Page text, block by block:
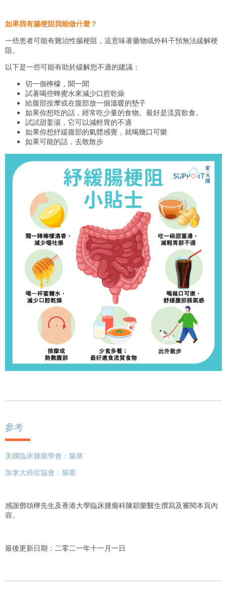
如果我有腸梗阻我能做什麼？
一些患者可能有難治性腸梗阻，這意味著藥物或外科干預無法緩解梗
阻。
以下是一些可能有助於緩解您不適的建議：
切一個檸檬，聞一聞
試著喝些蜂蜜水來減少口腔乾燥
給腹部按摩或在腹部放一個溫暖的墊子
如果你想吃的話，經常吃少量的食物。最好是流質飲食。
試試甜姜湯，它可以減輕胃的不適
如果你想紓緩腹部的氣體感覺，就喝幾口可樂
如果可能的話，去散散步
參考
美國臨床腫瘤學會：腸塞
加拿大癌症協會：腸塞
感謝鄧頌樺先生及香港大學臨床腫瘤科陳穎樂醫生撰寫及審閱本頁內
容。
最後更新日期：二零二一年十一月一日